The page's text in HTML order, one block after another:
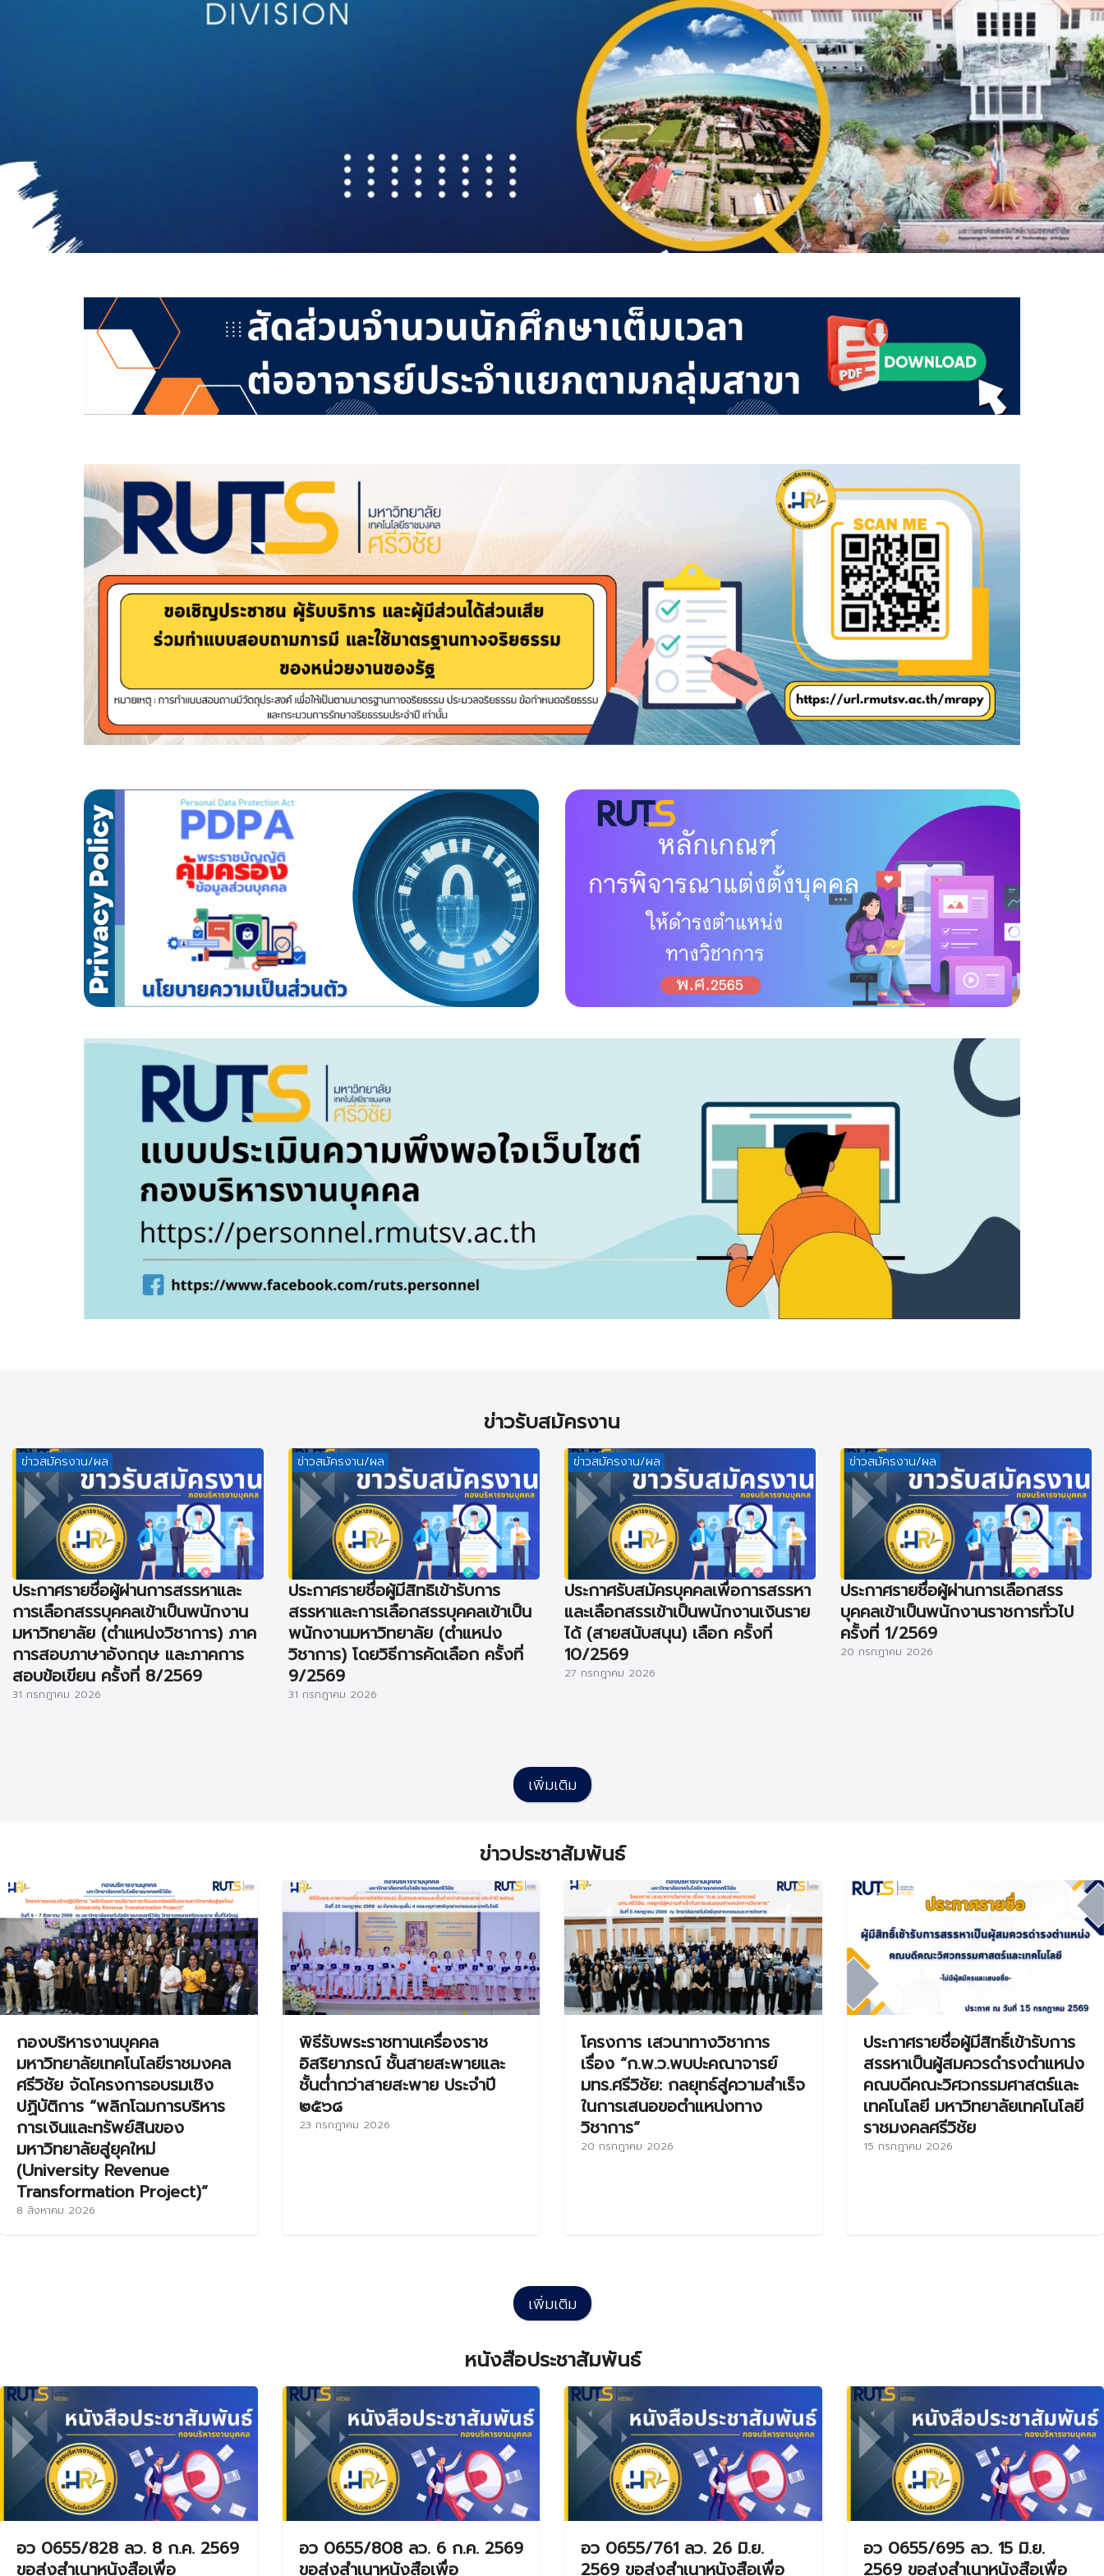
ข่าวรับสมัครงาน
ข่าวสมัครงาน/ผล
ประกาศรายชื่อผู้ผ่านการสรรหาและ
การเลือกสรรบุคคลเข้าเป็นพนักงาน
มหาวิทยาลัย (ตำแหน่งวิชาการ) ภาค
การสอบภาษาอังกฤษ และภาคการ
สอบข้อเขียน ครั้งที่ 8/2569
31 กรกฎาคม 2026
ข่าวสมัครงาน/ผล
ประกาศรายชื่อผู้มีสิทธิเข้ารับการ
สรรหาและการเลือกสรรบุคคลเข้าเป็น
พนักงานมหาวิทยาลัย (ตำแหน่ง
วิชาการ) โดยวิธีการคัดเลือก ครั้งที่
9/2569
31 กรกฎาคม 2026
ข่าวสมัครงาน/ผล
ประกาศรับสมัครบุคคลเพื่อการสรรหา
และเลือกสรรเข้าเป็นพนักงานเงินราย
ได้ (สายสนับสนุน) เลือก ครั้งที่
10/2569
27 กรกฎาคม 2026
ข่าวสมัครงาน/ผล
ประกาศรายชื่อผู้ผ่านการเลือกสรร
บุคคลเข้าเป็นพนักงานราชการทั่วไป
ครั้งที่ 1/2569
20 กรกฎาคม 2026
เพิ่มเติม
ข่าวประชาสัมพันธ์
กองบริหารงานบุคคล
มหาวิทยาลัยเทคโนโลยีราชมงคล
ศรีวิชัย จัดโครงการอบรมเชิง
ปฏิบัติการ “พลิกโฉมการบริหาร
การเงินและทรัพย์สินของ
มหาวิทยาลัยสู่ยุคใหม่
(University Revenue
Transformation Project)”
8 สิงหาคม 2026
พิธีรับพระราชทานเครื่องราช
อิสริยาภรณ์ ชั้นสายสะพายและ
ชั้นต่ำกว่าสายสะพาย ประจำปี
๒๕๖๘
23 กรกฎาคม 2026
โครงการ เสวนาทางวิชาการ
เรื่อง “ก.พ.ว.พบปะคณาจารย์
มทร.ศรีวิชัย: กลยุทธ์สู่ความสำเร็จ
ในการเสนอขอตำแหน่งทาง
วิชาการ”
20 กรกฎาคม 2026
ประกาศรายชื่อผู้มีสิทธิ์เข้ารับการ
สรรหาเป็นผู้สมควรดำรงตำแหน่ง
คณบดีคณะวิศวกรรมศาสตร์และ
เทคโนโลยี มหาวิทยาลัยเทคโนโลยี
ราชมงคลศรีวิชัย
15 กรกฎาคม 2026
เพิ่มเติม
หนังสือประชาสัมพันธ์
อว 0655/828 ลว. 8 ก.ค. 2569
ขอส่งสำเนาหนังสือเพื่อ
อว 0655/808 ลว. 6 ก.ค. 2569
ขอส่งสำเนาหนังสือเพื่อ
อว 0655/761 ลว. 26 มิ.ย.
2569 ขอส่งสำเนาหนังสือเพื่อ
อว 0655/695 ลว. 15 มิ.ย.
2569 ขอส่งสำเนาหนังสือเพื่อ